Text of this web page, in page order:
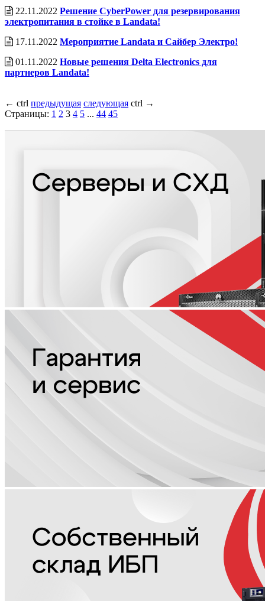
22.11.2022 Решение CyberPower для резервирования
электропитания в стойке в Landata!
17.11.2022 Мероприятие Landata и Сайбер Электро!
01.11.2022 Новые решения Delta Electronics для
партнеров Landata!
← ctrl предыдущая следующая ctrl →
Страницы: 1 2 3 4 5 ... 44 45